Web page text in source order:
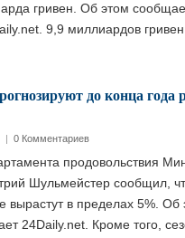
гривен. Об этом
9,9 миллиардов
до конца года
| 0 Комментариев
продовольствия
Шульмейстер сообщил,
вырастут в пределах 5%.
24Daily.net. Кроме того,